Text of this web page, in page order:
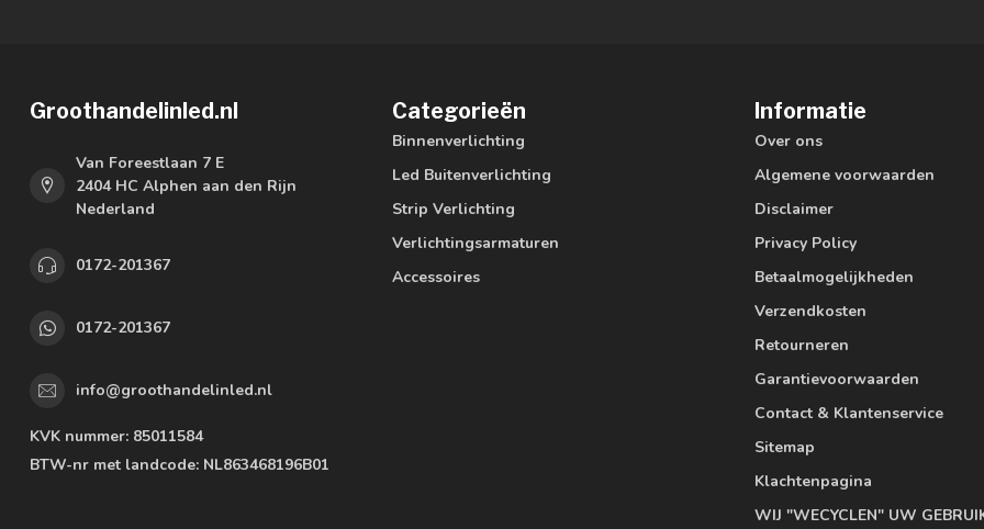
Groothandelinled.nl
Van Foreestlaan 7 E
2404 HC Alphen aan den Rijn
Nederland
0172-201367
0172-201367
info@groothandelinled.nl
KVK nummer: 85011584
BTW-nr met landcode: NL863468196B01
Categorieën
Binnenverlichting
Led Buitenverlichting
Strip Verlichting
Verlichtingsarmaturen
Accessoires
Informatie
Over ons
Algemene voorwaarden
Disclaimer
Privacy Policy
Betaalmogelijkheden
Verzendkosten
Retourneren
Garantievoorwaarden
Contact & Klantenservice
Sitemap
Klachtenpagina
WIJ "WECYCLEN" UW